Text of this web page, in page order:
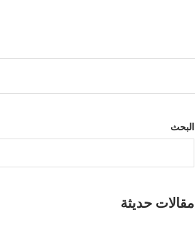
البحث
مقالات حديثة